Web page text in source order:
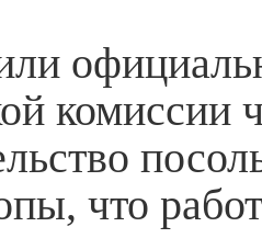
комиссии
что